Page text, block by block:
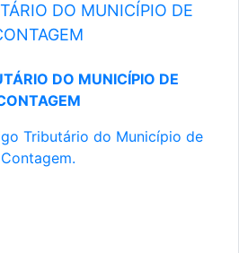
DO MUNICÍPIO DE
DO MUNICÍPIO DE
Tributário do Município de
Contagem.